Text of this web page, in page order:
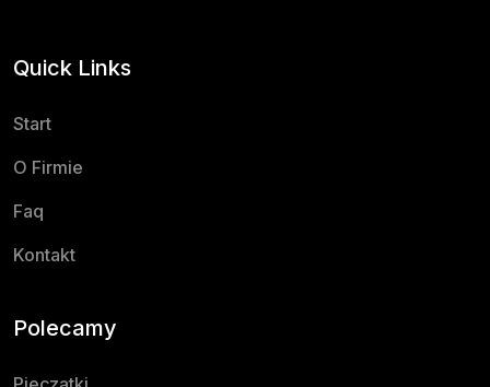
Quick Links
Start
O Firmie
Faq
Kontakt
Polecamy